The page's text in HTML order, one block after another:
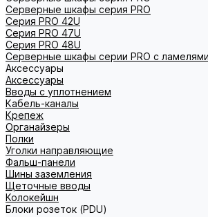
Серверные шкафы серия PRO
Серия PRO 42U
Серия PRO 47U
Серия PRO 48U
Серверные шкафы серии PRO с ламелями
Аксессуары
Аксессуары
Вводы с уплотнением
Кабель-каналы
Крепеж
Органайзеры
Полки
Уголки направляющие
Фальш-панели
Шины заземления
Щеточные вводы
Колокейшн
Блоки розеток (PDU)